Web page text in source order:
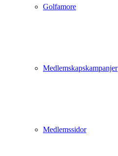
Golfamore
Medlemskapskampanjer
Medlemssidor